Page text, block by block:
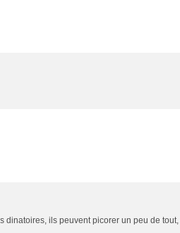
ils peuvent picorer un peu de